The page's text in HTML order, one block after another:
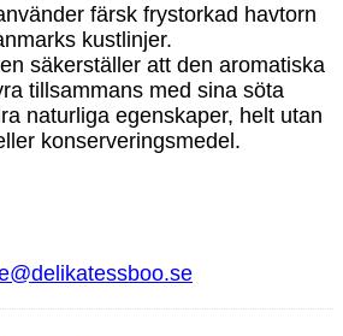
färsk frystorkad havtorn
kustlinjer.
säkerställer att den aromatiska
tillsammans med sina söta
naturliga egenskaper, helt utan
konserveringsmedel.